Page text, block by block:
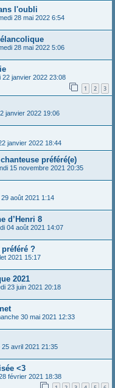
l'oubli
28 mai 2022 6:54
28 mai 2022 5:06
22 janvier 2022 23:08
1 2 3
janvier 2022 19:06
janvier 2022 18:44
préféré(e)
15 novembre 2021 20:35
août 2021 1:14
d’Henri 8
04 août 2021 14:07
?
2021 15:17
2021
23 juin 2021 20:18
30 mai 2021 12:33
25 avril 2021 21:35
<3
février 2021 18:38